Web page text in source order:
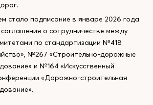
стало подписание в январе 2026 года
о сотрудничестве между
по стандартизации №418
№267 «Строительно-дорожные
и №164 «Искусственный
«Дорожно-строительная